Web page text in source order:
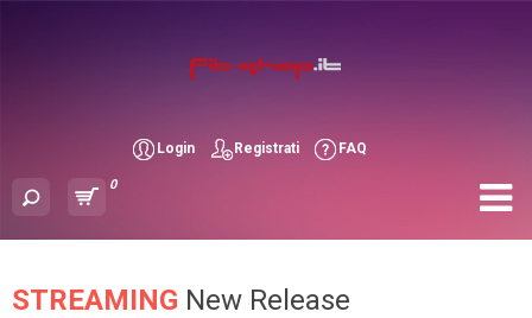
Login Registrati FAQ
0
STREAMING New Release